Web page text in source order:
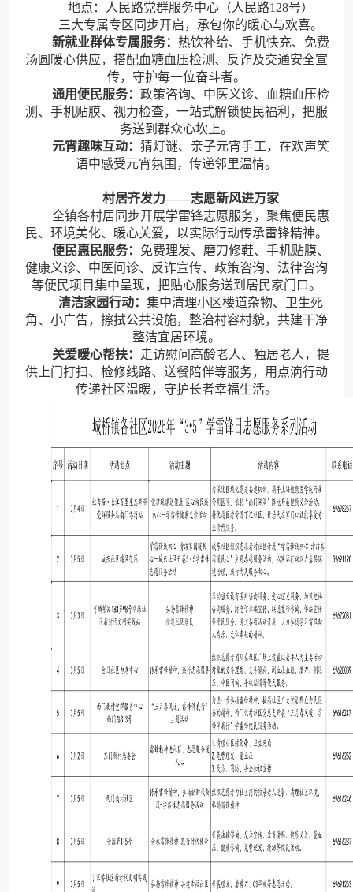
地点：人民路党群服务中心（人民路128号）
三大专属专区同步开启，承包你的暖心与欢喜。
新就业群体专属服务： 热饮补给、手机快充、免费
汤圆暖心供应，搭配血糖血压检测、反诈及交通安全宣
传，守护每一位奋斗者。
通用便民服务： 政策咨询、中医义诊、血糖血压检
测、手机贴膜、视力检查，一站式解锁便民福利，把服
务送到群众心坎上。
元宵趣味互动： 猜灯谜、亲子元宵手工，在欢声笑
语中感受元宵氛围，传递邻里温情。
村居齐发力——志愿新风进万家
全镇各村居同步开展学雷锋志愿服务，聚焦便民惠
民、环境美化、暖心关爱，以实际行动传承雷锋精神。
便民惠民服务： 免费理发、磨刀修鞋、手机贴膜、
健康义诊、中医问诊、反诈宣传、政策咨询、法律咨询
等便民项目集中呈现，把贴心服务送到居民家门口。
清洁家园行动： 集中清理小区楼道杂物、卫生死
角、小广告，擦拭公共设施，整治村容村貌，共建干净
整洁宜居环境。
关爱暖心帮扶： 走访慰问高龄老人、独居老人，提
供上门打扫、检修线路、送餐陪伴等服务，用点滴行动
传递社区温暖，守护长者幸福生活。